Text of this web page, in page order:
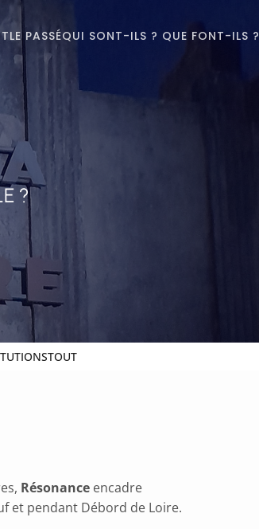
LE PASSÉQUI SONT-ILS ? QUE FONT-ILS ?
?
TOUT
Résonance encadre
et pendant Débord de Loire.